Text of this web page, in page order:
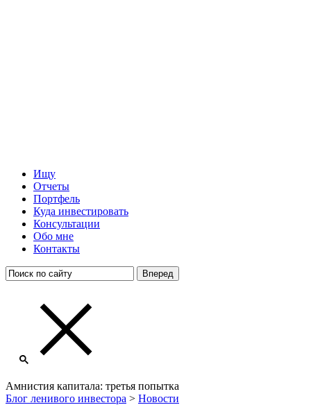
Ищу
Отчеты
Портфель
Куда инвестировать
Консультации
Обо мне
Контакты
Амнистия капитала: третья попытка
Блог ленивого инвестора > Новости